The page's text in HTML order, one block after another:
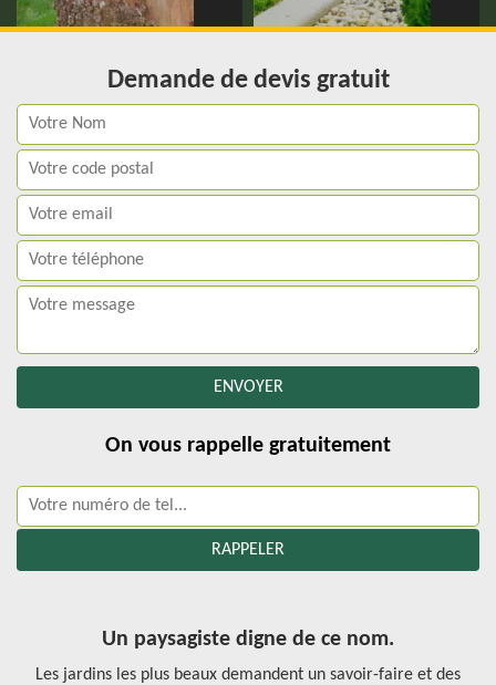
Demande de devis gratuit
On vous rappelle gratuitement
Un paysagiste digne de ce nom.
Les jardins les plus beaux demandent un savoir-faire et des